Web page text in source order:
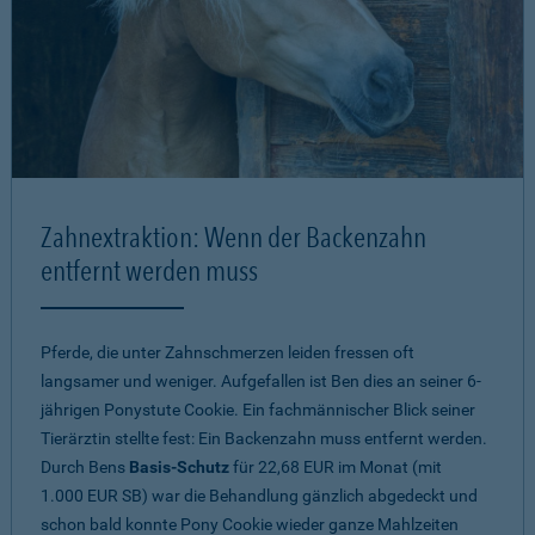
Zahnextraktion: Wenn der Backenzahn
entfernt werden muss
Pferde, die unter Zahnschmerzen leiden fressen oft
langsamer und weniger. Aufgefallen ist Ben dies an seiner 6-
jährigen Ponystute Cookie. Ein fachmännischer Blick seiner
Tierärztin stellte fest: Ein Backenzahn muss entfernt werden.
Durch Bens Basis-Schutzfür 22,68 EUR im Monat (mit
1.000 EUR SB) war die Behandlung gänzlich abgedeckt und
schon bald konnte Pony Cookie wieder ganze Mahlzeiten